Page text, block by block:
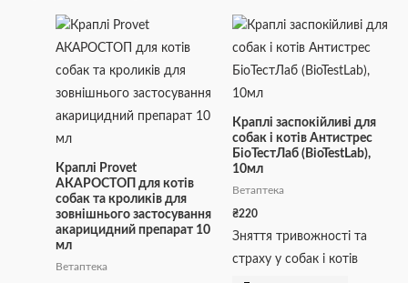
Краплі Provet
АКАРОСТОП для котів
собак та кроликів для
зовнішнього застосування
акарицидний препарат 10
мл
Ветаптека
Краплі заспокійливі для
собак і котів Антистрес
БіоТестЛаб (BioTestLab),
10мл
Ветаптека
₴220
Зняття тривожності та
страху у собак і котів